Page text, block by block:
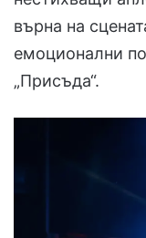
върна на
емоционални
„Присъда“.